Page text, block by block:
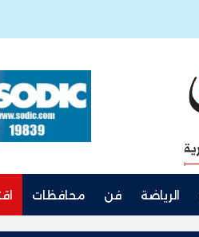
الرياضة فن محافظات